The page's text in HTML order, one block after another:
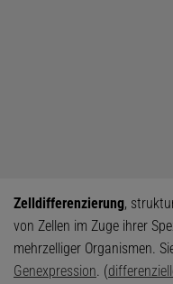
Zelldifferenzierung,
von Zellen im Zuge ihrer
mehrzelliger Organismen.
Genexpression. (